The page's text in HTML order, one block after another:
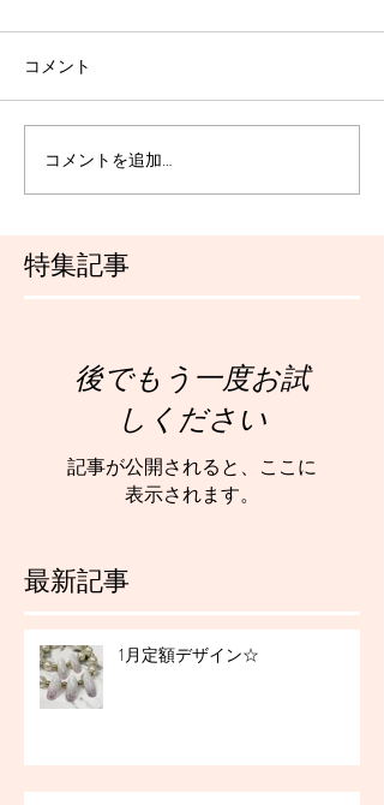
特集記事
最新記事
コメント
コメントを追加…
後でもう一度お試
しください
記事が公開されると、ここに
表示されます。
1月定額デザイン☆